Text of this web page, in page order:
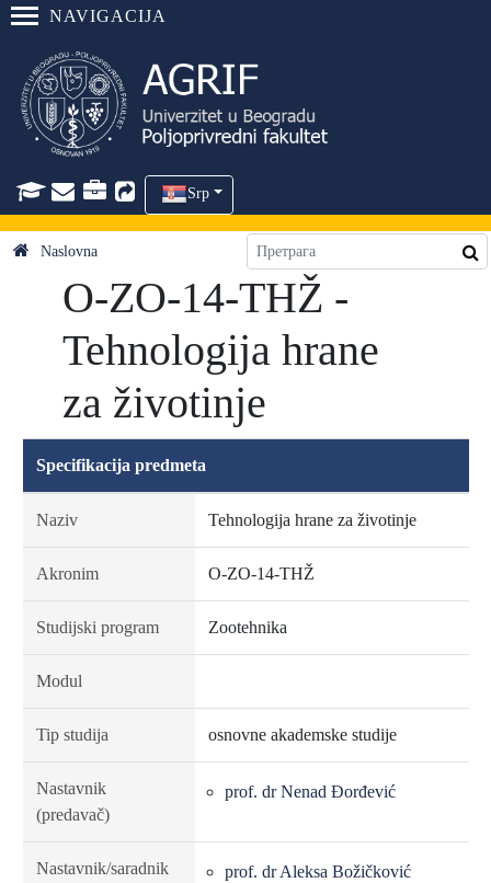
NAVIGACIJA
Srp
Naslovna
O-ZO-14-THŽ -
Tehnologija hrane
za životinje
Specifikacija predmeta
Naziv Tehnologija hrane za životinje
Akronim O-ZO-14-THŽ
Studijski program Zootehnika
Modul
Tip studija osnovne akademske studije
Nastavnik
(predavač)
prof. dr Nenad Đorđević
Nastavnik/saradnik
prof. dr Aleksa Božičković